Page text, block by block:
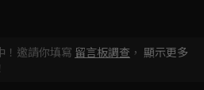
！邀請你填寫 留言板調查 ， 顯示更多